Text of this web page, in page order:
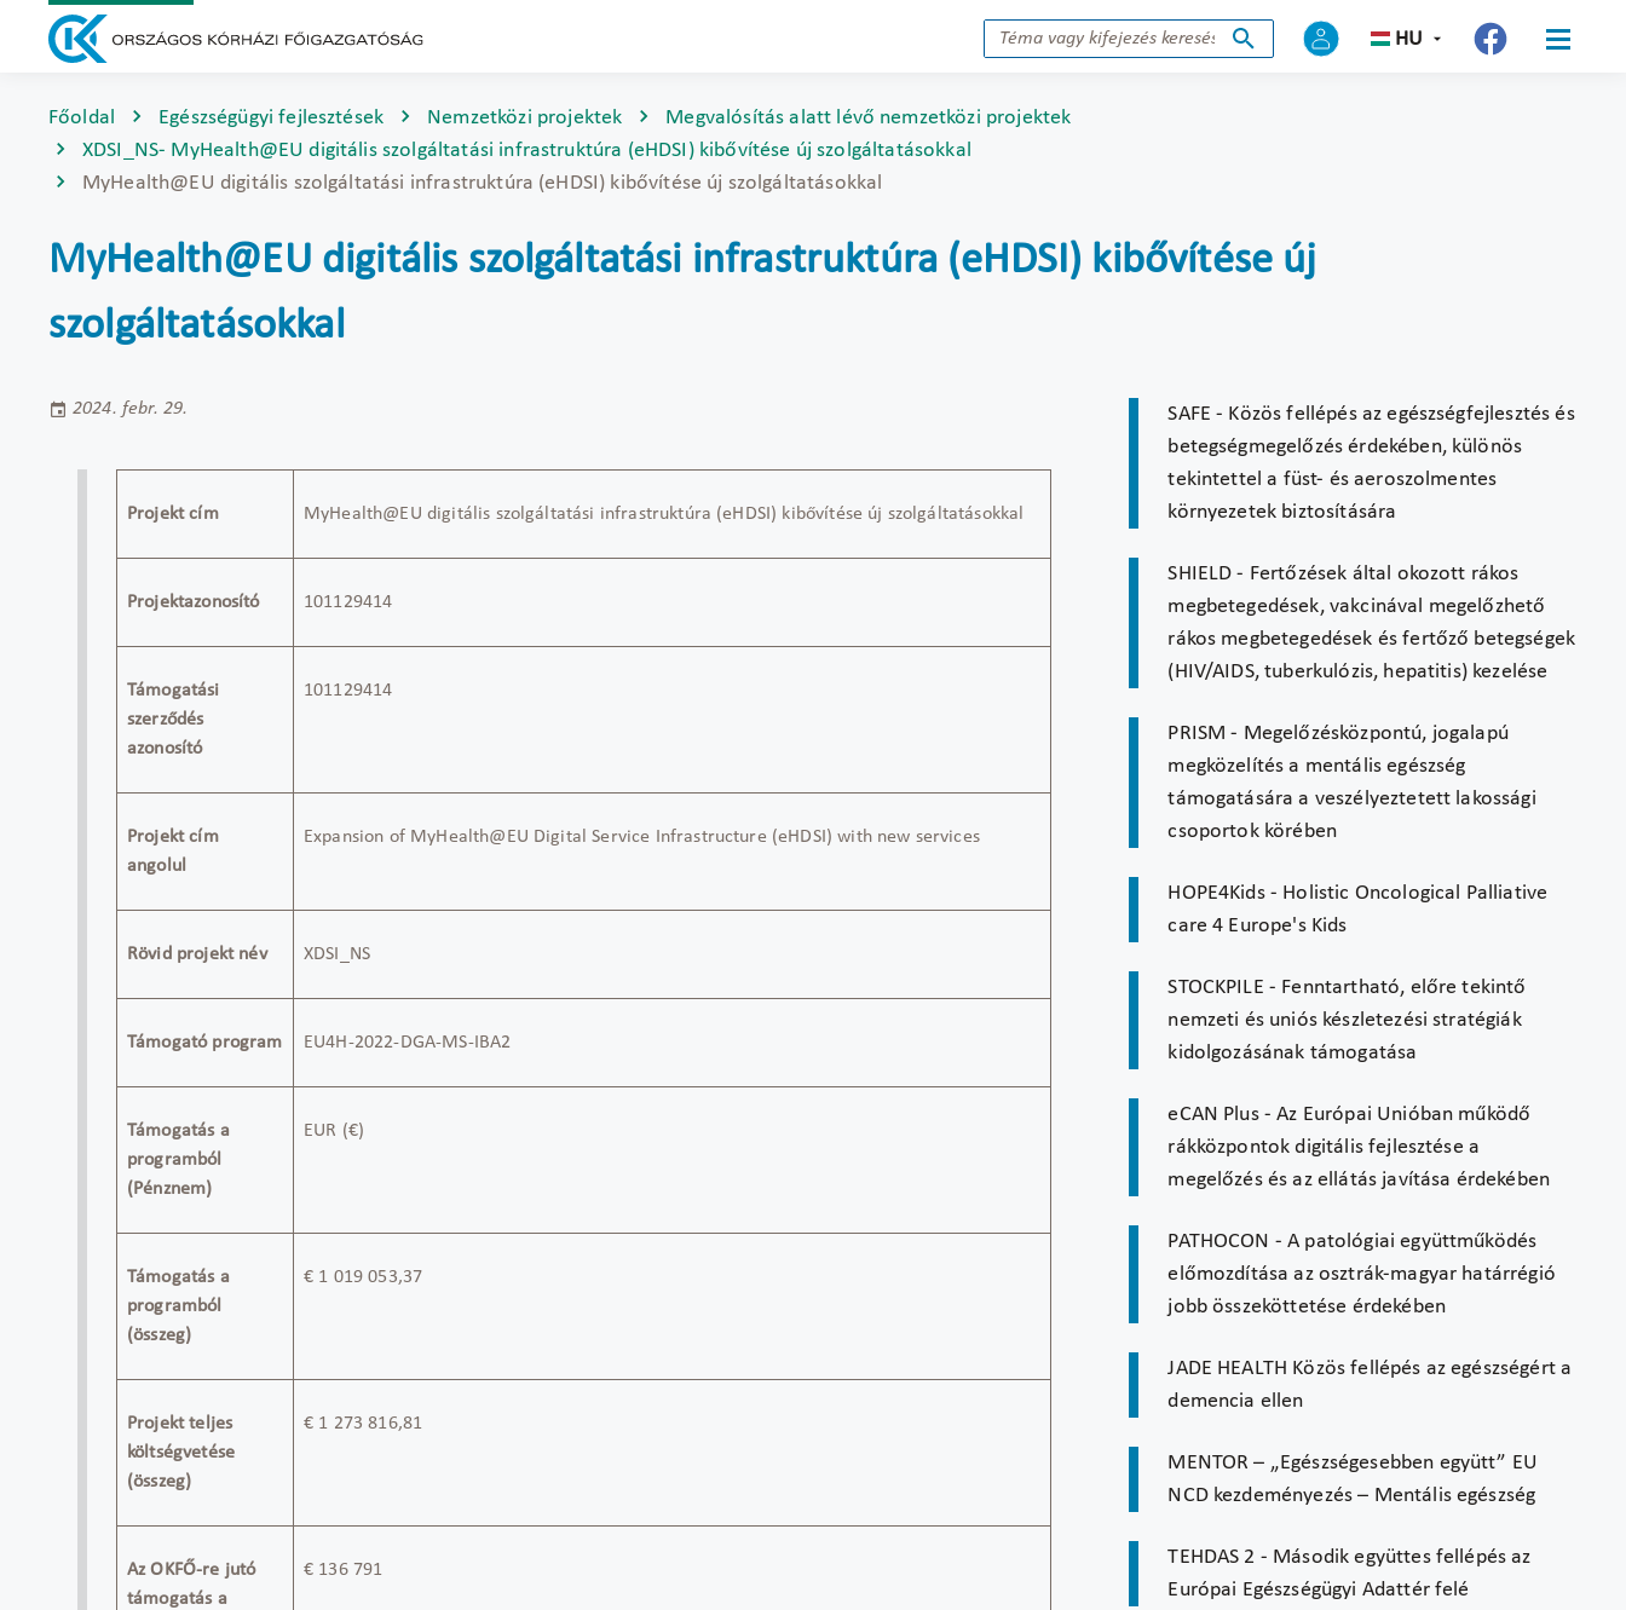
HU
Főoldal Egészségügyi fejlesztések Nemzetközi projektek
Megvalósítás alatt lévő nemzetközi projektek
XDSI_NS- MyHealth@EU digitális szolgáltatási infrastruktúra (eHDSI) kibővítése új szolgáltatásokkal
MyHealth@EU digitális szolgáltatási infrastruktúra (eHDSI) kibővítése új szolgáltatásokkal
MyHealth@EU digitális szolgáltatási infrastruktúra (eHDSI) kibővítése új
szolgáltatásokkal
2024. febr. 29.
Projekt cím MyHealth@EU digitális szolgáltatási infrastruktúra (eHDSI) kibővítése új szolgáltatásokkal
Projektazonosító 101129414
Támogatási
szerződés
azonosító
101129414
Projekt cím
angolul
Expansion of MyHealth@EU Digital Service Infrastructure (eHDSI) with new services
Rövid projekt név XDSI_NS
Támogató program EU4H-2022-DGA-MS-IBA2
Támogatás a
programból
(Pénznem)
EUR (€)
Támogatás a
programból
(összeg)
€ 1 019 053,37
Projekt teljes
költségvetése
(összeg)
€ 1 273 816,81
Az OKFŐ-re jutó
támogatás a
€ 136 791
SAFE - Közös fellépés az egészségfejlesztés és
betegségmegelőzés érdekében, különös
tekintettel a füst- és aeroszolmentes
környezetek biztosítására
SHIELD - Fertőzések által okozott rákos
megbetegedések, vakcinával megelőzhető
rákos megbetegedések és fertőző betegségek
(HIV/AIDS, tuberkulózis, hepatitis) kezelése
PRISM - Megelőzésközpontú, jogalapú
megközelítés a mentális egészség
támogatására a veszélyeztetett lakossági
csoportok körében
HOPE4Kids - Holistic Oncological Palliative
care 4 Europe's Kids
STOCKPILE - Fenntartható, előre tekintő
nemzeti és uniós készletezési stratégiák
kidolgozásának támogatása
eCAN Plus - Az Európai Unióban működő
rákközpontok digitális fejlesztése a
megelőzés és az ellátás javítása érdekében
PATHOCON - A patológiai együttműködés
előmozdítása az osztrák-magyar határrégió
jobb összeköttetése érdekében
JADE HEALTH Közös fellépés az egészségért a
demencia ellen
MENTOR – „Egészségesebben együtt” EU
NCD kezdeményezés – Mentális egészség
TEHDAS 2 - Második együttes fellépés az
Európai Egészségügyi Adattér felé